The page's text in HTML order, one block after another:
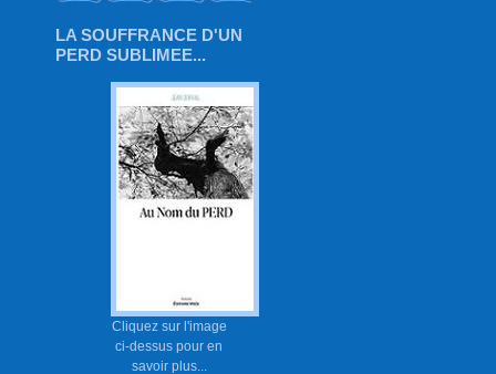
LA SOUFFRANCE D'UN
PERD SUBLIMEE...
Cliquez sur l'image
ci-dessus pour en
savoir plus...